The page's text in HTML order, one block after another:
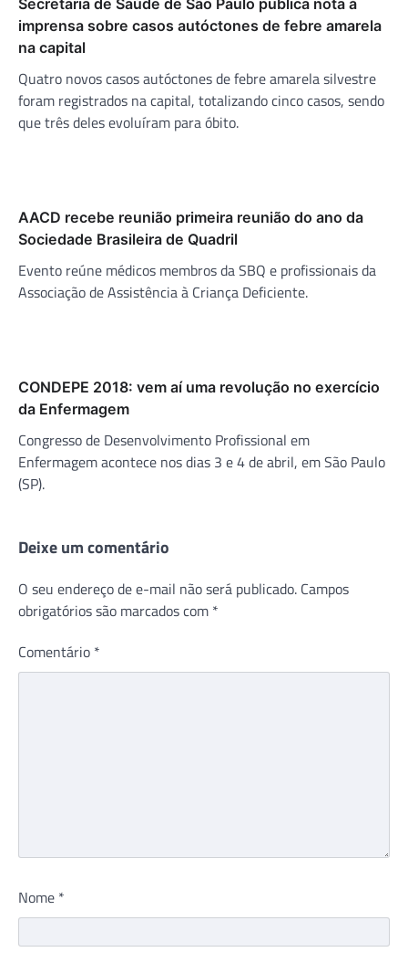
imprensa sobre casos autóctones de febre amarela
na capital
Quatro novos casos autóctones de febre amarela silvestre
foram registrados na capital, totalizando cinco casos, sendo
que três deles evoluíram para óbito.
AACD recebe reunião primeira reunião do ano da
Sociedade Brasileira de Quadril
Evento reúne médicos membros da SBQ e profissionais da
Associação de Assistência à Criança Deficiente.
CONDEPE 2018: vem aí uma revolução no exercício
da Enfermagem
Congresso de Desenvolvimento Profissional em
Enfermagem acontece nos dias 3 e 4 de abril, em São Paulo
(SP).
Deixe um comentário
O seu endereço de e-mail não será publicado. Campos
obrigatórios são marcados com *
Comentário *
Nome *